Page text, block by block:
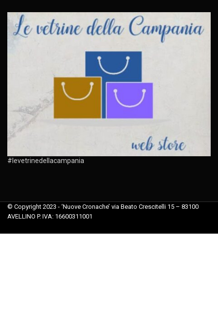
#levetrinedellacampania
© Copyright 2023 - ‘Nuove Cronache’ via Beato Crescitelli 15 – 83100
AVELLINO P. IVA: 16600311001